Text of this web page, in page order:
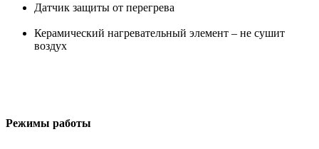
Датчик защиты от перегрева
Керамический нагревательный элемент – не сушит
воздух
Режимы работы